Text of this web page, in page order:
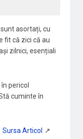
asortați, cu
fit că zici că au
zilnici, esențiali
pericol
cuminte în